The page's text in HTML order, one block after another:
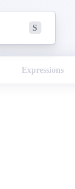
S
Expressions